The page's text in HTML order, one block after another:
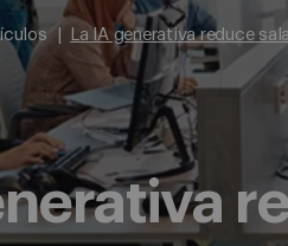
La IA generativa reduce